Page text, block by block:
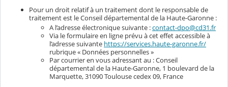
Pour un droit relatif à un traitement dont le responsable de
traitement est le Conseil départemental de la Haute-Garonne :
A l’adresse électronique suivante :contact-dpo@cd31.fr
Via le formulaire en ligne prévu à cet effet accessible à
l’adresse suivante https://services.haute-garonne.fr/
rubrique « Données personnelles »
Par courrier en vous adressant au : Conseil
départemental de la Haute-Garonne, 1 boulevard de la
Marquette, 31090 Toulouse cedex 09, France